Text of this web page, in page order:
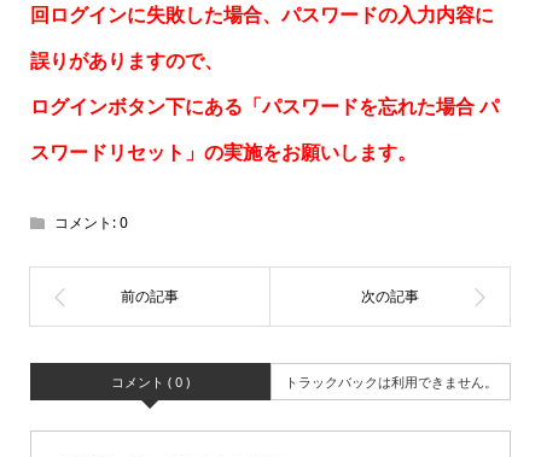
回ログインに失敗した場合、パスワードの入力内容に
誤りがありますので、
ログインボタン下にある「パスワードを忘れた場合パ
スワードリセット 」の実施をお願いします。
コメント:0
コメント ( 0 ) トラックバックは利用できません。